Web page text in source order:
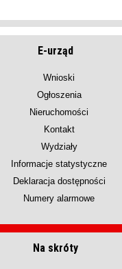
E-urząd
Wnioski
Ogłoszenia
Nieruchomości
Kontakt
Wydziały
Informacje statystyczne
Deklaracja dostępności
Numery alarmowe
Na skróty